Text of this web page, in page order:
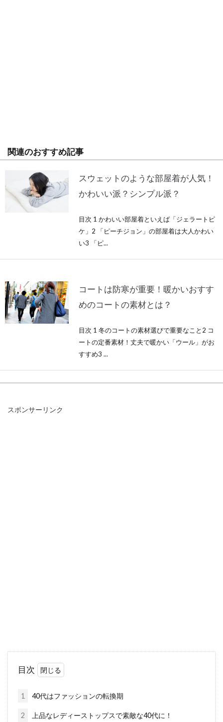
関連のおすすめ記事
スウェットのような部屋着が人気！
かわいい派？シンプル派？
目次 1 かわいい部屋着といえば「ジェラートピ
ケ」2 「ピーチジョン」の部屋着は大人かわい
い3 「ピ...
コートは防寒が重要！暖かいおすす
めのコートの素材とは？
目次 1 冬のコートの素材選びで重要なこと2 コ
ートの定番素材！丈夫で暖かい「ウール」がお
すすめ3 ...
スポンサーリンク
目次
1 40代はファッションの転換期
2 上品なレディーストップスで素敵な40代に！